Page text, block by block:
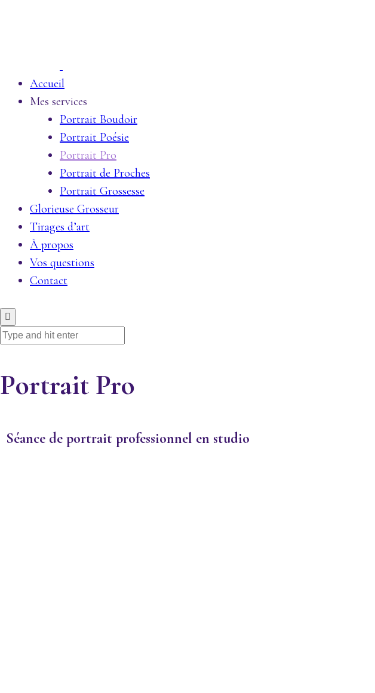
Accueil
Mes services
Portrait Boudoir
Portrait Poésie
Portrait Pro
Portrait de Proches
Portrait Grossesse
Glorieuse Grosseur
Tirages d’art
À propos
Vos questions
Contact
Portrait Pro
Séance de portrait professionnel en studio